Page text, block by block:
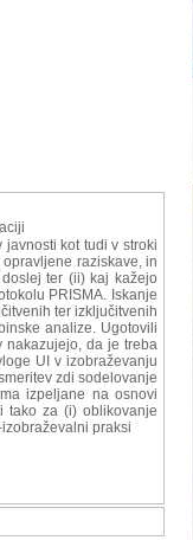
kot tudi v stroki
raziskave, in
ter (ii) kaj kažejo
PRISMA. Iskanje
ter izključitvenih
analize. Ugotovili
nakazujejo, da je treba
UI v izobraževanju
zdi sodelovanje
izpeljane na osnovi
tako za (i) oblikovanje
praksi